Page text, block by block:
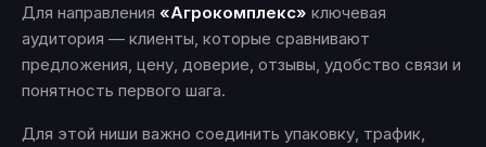
Для направления «Агрокомплекс» ключевая
аудитория — клиенты, которые сравнивают
предложения, цену, доверие, отзывы, удобство связи и
понятность первого шага.
Для этой ниши важно соединить упаковку, трафик,